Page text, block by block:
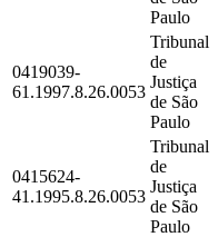
Paulo
0419039-
61.1997.8.26.0053
Tribunal
de
Justiça
de São
Paulo
0415624-
41.1995.8.26.0053
Tribunal
de
Justiça
de São
Paulo